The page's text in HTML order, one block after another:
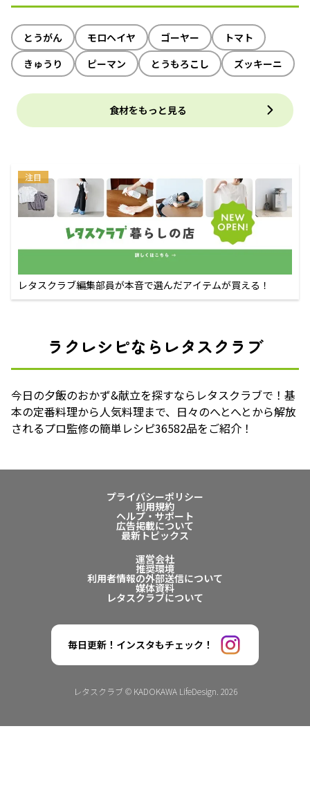
とうがん モロヘイヤ ゴーヤー
トマト
きゅうり
ピーマン とうもろこし ズッキーニ
食材をもっと見る
注目
レタスクラブ編集部員が本音で選んだアイテムが買える！
ラクレシピならレタスクラブ
今日の夕飯のおかず&献立を探すならレタスクラブで！基
本の定番料理から人気料理まで、日々のへとへとから解放
されるプロ監修の簡単レシピ36582品をご紹介！
プライバシーポリシー
利用規約
ヘルプ・サポート
広告掲載について
最新トピックス
運営会社
推奨環境
利用者情報の外部送信について
媒体資料
レタスクラブについて
毎日更新！インスタもチェック！
レタスクラブ © KADOKAWA LifeDesign. 2026